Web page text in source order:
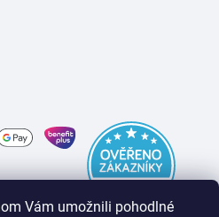
Vám umožnili pohodlné